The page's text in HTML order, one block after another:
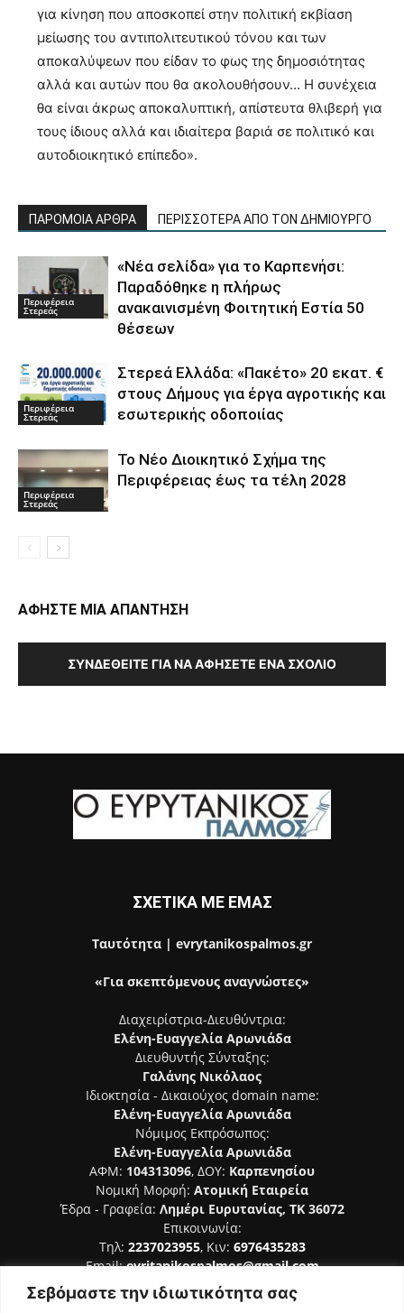
Σεβόμαστε την ιδιωτικότητα σας
για κίνηση που αποσκοπεί στην πολιτική εκβίαση
μείωσης του αντιπολιτευτικού τόνου και των
αποκαλύψεων που είδαν το φως της δημοσιότητας
αλλά και αυτών που θα ακολουθήσουν… Η συνέχεια
θα είναι άκρως αποκαλυπτική, απίστευτα θλιβερή για
τους ίδιους αλλά και ιδιαίτερα βαριά σε πολιτικό και
αυτοδιοικητικό επίπεδο».
ΠΑΡΟΜΟΙΑ ΑΡΘΡΑ ΠΕΡΙΣΣΟΤΕΡΑ ΑΠΟ ΤΟΝ ΔΗΜΙΟΥΡΓΟ
Περιφέρεια
Στερεάς
«Νέα σελίδα» για το Καρπενήσι:
Παραδόθηκε η πλήρως
ανακαινισμένη Φοιτητική Εστία 50
θέσεων
Περιφέρεια
Στερεάς
Στερεά Ελλάδα: «Πακέτο» 20 εκατ. €
στους Δήμους για έργα αγροτικής και
εσωτερικής οδοποιίας
Περιφέρεια
Στερεάς
Το Νέο Διοικητικό Σχήμα της
Περιφέρειας έως τα τέλη 2028
ΑΦΗΣΤΕ ΜΙΑ ΑΠΑΝΤΗΣΗ
ΣΥΝΔΕΘΕΊΤΕ ΓΙΑ ΝΑ ΑΦΉΣΕΤΕ ΈΝΑ ΣΧΌΛΙΟ
ΣΧΕΤΙΚΑ ΜΕ ΕΜΑΣ
Ταυτότητα | evrytanikospalmos.gr
«Για σκεπτόμενους αναγνώστες»
Διαχειρίστρια-Διευθύντρια:
Ελένη-Ευαγγελία Αρωνιάδα
Διευθυντής Σύνταξης:
Γαλάνης Νικόλαος
Ιδιοκτησία - Δικαιούχος domain name:
Ελένη-Ευαγγελία Αρωνιάδα
Νόμιμος Εκπρόσωπος:
Ελένη-Ευαγγελία Αρωνιάδα
ΑΦΜ: 104313096, ΔΟΥ: Καρπενησίου
Νομική Μορφή: Ατομική Εταιρεία
Έδρα - Γραφεία: Λημέρι Ευρυτανίας, ΤΚ 36072
Επικοινωνία:
Τηλ: 2237023955, Κιν: 6976435283
Email:evritanikospalmos@gmail.com
Αριθμός Πιστοποίησης Μ.Η.Τ. 242044